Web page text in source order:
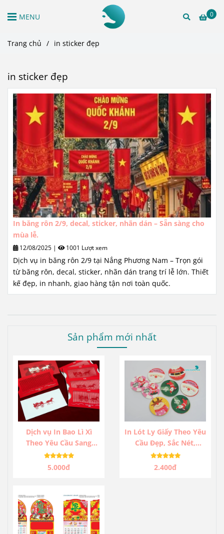
0
MENU
Trang chủ / in sticker đẹp
in sticker đẹp
In băng rôn 2/9, decal, sticker, nhãn dán – Sẵn sàng cho
mùa lễ.
12/08/2025 | 1001 Lượt xem
Dịch vụ in băng rôn 2/9 tại Nắng Phương Nam – Trọn gói
từ băng rôn, decal, sticker, nhãn dán trang trí lễ lớn. Thiết
kế đẹp, in nhanh, giao hàng tận nơi toàn quốc.
Sản phẩm mới nhất
Dịch vụ In Bao Lì Xì
Theo Yêu Cầu Sang
Trọng Cho Doanh
Nghiệp
5.000đ
In Lót Ly Giấy Theo Yêu
Cầu Đẹp, Sắc Nét,
Chống Thấm Tốt
2.400đ